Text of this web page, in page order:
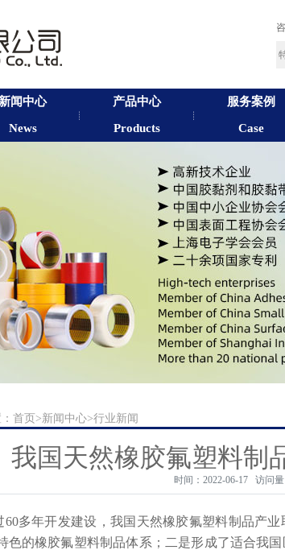
新闻中心
News
产品中心
Products
服务案例
Case
首页 >新闻中心>行业新闻
我国天然橡胶氟塑料制
时间：2022-06-17 访问量
60多年开发建设，我国天然橡胶氟塑料制品产
色的橡胶氟塑料制品体系；二是形成了适合我